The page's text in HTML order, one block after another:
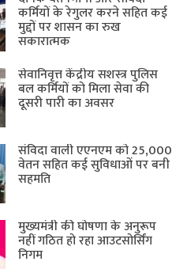
कर्मियों के रेगुलर करने सहित कई
मुद्दों पर शासन का रुख
सकारात्मक
सेवानिवृत्त केंद्रीय सशस्त्र पुलिस
बल ​कर्मियों को मिला सेवा की
दूसरी पारी का अवसर
संविदा वाली एएनएम को 25,000
वेतन सहित कई सुविधाओं पर बनी
सहमति
मुख्यमंत्री की घोषणा के अनुरूप
नहीं गठित हो रहा आउटसोर्सिंग
निगम